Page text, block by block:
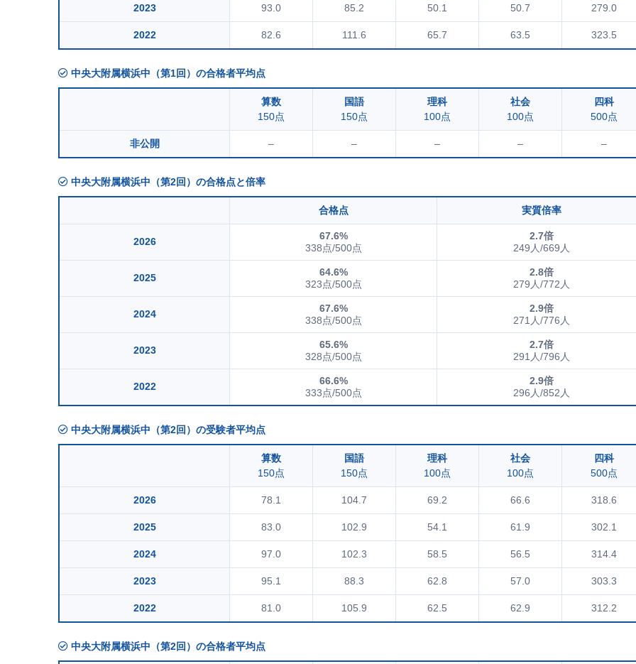
2023 93.0 85.2 50.1 50.7 279.0
2022 82.6 111.6 65.7 63.5 323.5
中央大附属横浜中（第1回）の合格者平均点
算数
150点
国語
150点
理科
100点
社会
100点
四科
500点
非公開 – – – – –
中央大附属横浜中（第2回）の合格点と倍率
合格点 実質倍率
2026
67.6%
338点/500点
2.7倍
249人/669人
2025
64.6%
323点/500点
2.8倍
279人/772人
2024
67.6%
338点/500点
2.9倍
271人/776人
2023
65.6%
328点/500点
2.7倍
291人/796人
2022
66.6%
333点/500点
2.9倍
296人/852人
中央大附属横浜中（第2回）の受験者平均点
算数
150点
国語
150点
理科
100点
社会
100点
四科
500点
2026 78.1 104.7 69.2 66.6 318.6
2025 83.0 102.9 54.1 61.9 302.1
2024 97.0 102.3 58.5 56.5 314.4
2023 95.1 88.3 62.8 57.0 303.3
2022 81.0 105.9 62.5 62.9 312.2
中央大附属横浜中（第2回）の合格者平均点